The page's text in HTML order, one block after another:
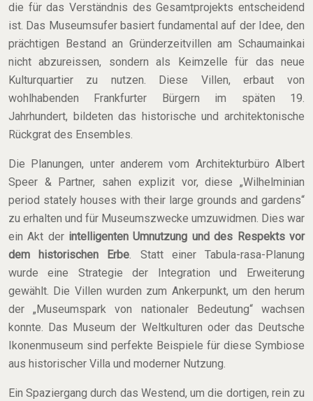
die für das Verständnis des Gesamtprojekts entscheidend
ist. Das Museumsufer basiert fundamental auf der Idee, den
prächtigen Bestand an Gründerzeitvillen am Schaumainkai
nicht abzureissen, sondern als Keimzelle für das neue
Kulturquartier zu nutzen. Diese Villen, erbaut von
wohlhabenden Frankfurter Bürgern im späten 19.
Jahrhundert, bildeten das historische und architektonische
Rückgrat des Ensembles.
Die Planungen, unter anderem vom Architekturbüro Albert
Speer & Partner, sahen explizit vor, diese „Wilhelminian
period stately houses with their large grounds and gardens“
zu erhalten und für Museumszwecke umzuwidmen. Dies war
ein Akt der intelligenten Umnutzung und des Respekts vor
dem historischen Erbe. Statt einer Tabula-rasa-Planung
wurde eine Strategie der Integration und Erweiterung
gewählt. Die Villen wurden zum Ankerpunkt, um den herum
der „Museumspark von nationaler Bedeutung“ wachsen
konnte. Das Museum der Weltkulturen oder das Deutsche
Ikonenmuseum sind perfekte Beispiele für diese Symbiose
aus historischer Villa und moderner Nutzung.
Ein Spaziergang durch das Westend, um die dortigen, rein zu